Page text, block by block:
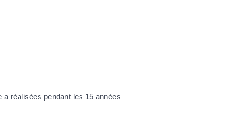
réalisées pendant les 15 années